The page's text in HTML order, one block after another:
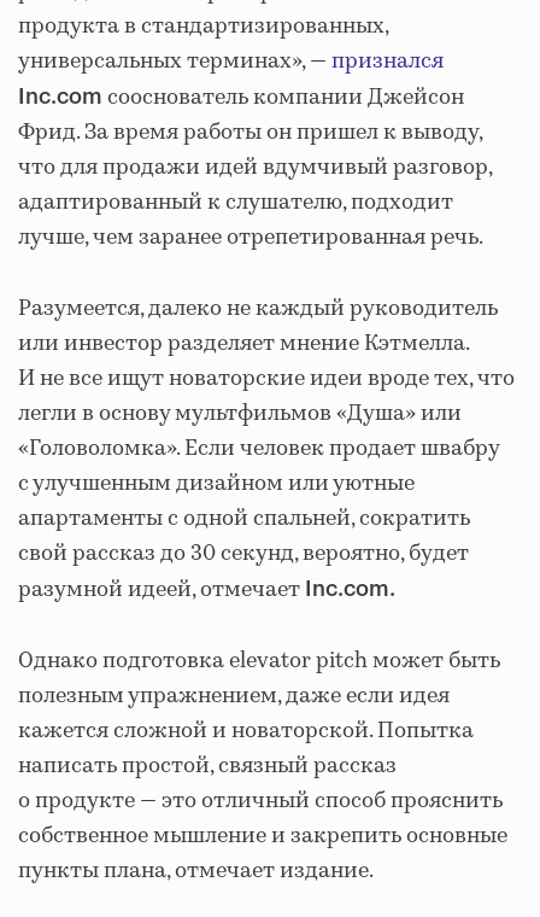
продукта в стандартизированных,
универсальных терминах», —признался
Inc.com сооснователь компании Джейсон
Фрид. За время работы он пришел к выводу,
что для продажи идей вдумчивый разговор,
адаптированный к слушателю, подходит
лучше, чем заранее отрепетированная речь.
Разумеется, далеко не каждый руководитель
или инвестор разделяет мнение Кэтмелла.
И не все ищут новаторские идеи вроде тех, что
легли в основу мультфильмов «Душа» или
«Головоломка». Если человек продает швабру
с улучшенным дизайном или уютные
апартаменты с одной спальней, сократить
свой рассказ до 30 секунд, вероятно, будет
разумной идеей, отмечает
Inс.com.
Однако подготовка elevator pitch может быть
полезным упражнением, даже если идея
кажется сложной и новаторской. Попытка
написать простой, связный рассказ
о продукте — это отличный способ прояснить
собственное мышление и закрепить основные
пункты плана, отмечает издание.